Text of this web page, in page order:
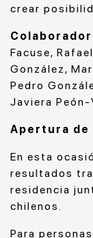
crear
Facuse,
González,
Pedro
Javiera Peón-
Apertura de
En esta
resultados
residencia
chilenos.
Para